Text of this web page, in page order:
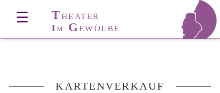
☰ THEATER
I M GEWÖLBE
KARTENVERKAUF